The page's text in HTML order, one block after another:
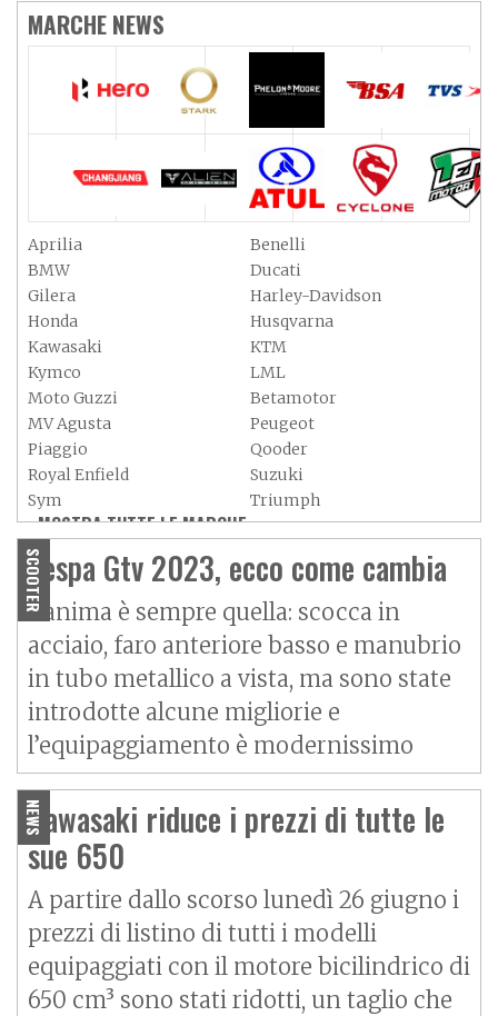
MARCHE NEWS
Aprilia
Benelli
BMW
Ducati
Gilera
Harley-Davidson
Honda
Husqvarna
Kawasaki
KTM
Kymco
LML
Moto Guzzi
Betamotor
MV Agusta
Peugeot
Piaggio
Qooder
Royal Enfield
Suzuki
Sym
Triumph
Vespa
Yamaha
Adiva
Aeon
Aspes
Axy
Baotian
MOSTRA TUTTE LE MARCHE »
SCOOTER
Vespa Gtv 2023, ecco come cambia
L’anima è sempre quella: scocca in
acciaio, faro anteriore basso e manubrio
in tubo metallico a vista, ma sono state
introdotte alcune migliorie e
l’equipaggiamento è modernissimo
NEWS
Kawasaki riduce i prezzi di tutte le
sue 650
A partire dallo scorso lunedì 26 giugno i
prezzi di listino di tutti i modelli
equipaggiati con il motore bicilindrico di
650 cm³ sono stati ridotti, un taglio che